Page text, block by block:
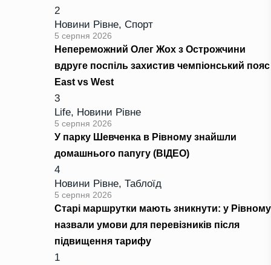
2
Новини Рівне, Спорт
5 серпня 2026
Непереможний Олег Жох з Острожчини
вдруге поспіль захистив чемпіонський пояс
East vs West
3
Life, Новини Рівне
5 серпня 2026
У парку Шевченка в Рівному знайшли
домашнього папугу (ВІДЕО)
4
Новини Рівне, Таблоїд
5 серпня 2026
Старі маршрутки мають зникнути: у Рівному
назвали умови для перевізників після
підвищення тарифу
1